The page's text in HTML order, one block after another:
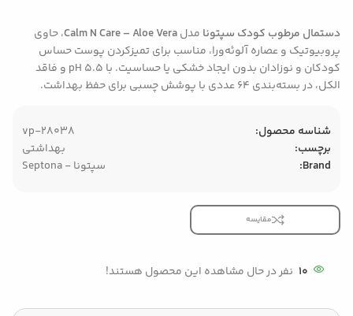
دستمال مرطوب کودک سپتونا مدلCalm N Care – Aloe Vera، حاوی
پروبیوتیک و عصاره آلوئه‌ورا، مناسب برای تمیزکردن پوست حساس
کودکان و نوزادان بدون ایجاد خشکی یا حساسیت. با pH 5.5 و فاقد
الکل، در بسته‌بندی 64 عددی با پوشش چسبی برای حفظ بهداشت.
شناسه محصول:
vp-28038
برچسب:
بهداشتی
Brand:
سپتونا - Septona
مقایسه
10 نفر در حال مشاهده این محصول هستند!